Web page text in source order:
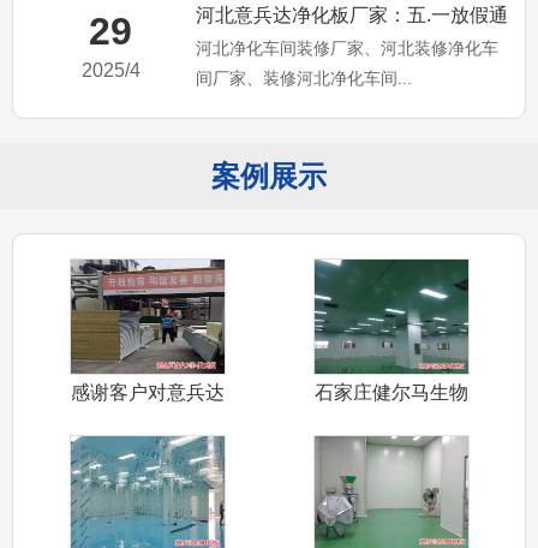
29
2025/4
河北意兵达净化板厂家：五.一放假通
知，河北净化车间装修厂家
河北净化车间装修厂家、河北装修净化车
间厂家、装修河北净化车间...
案例展示
感谢客户对意兵达
石家庄健尔马生物